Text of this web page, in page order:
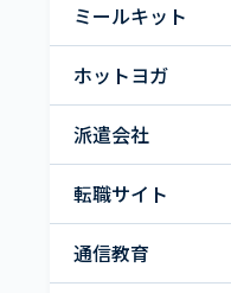
ミールキット
ホットヨガ
派遣会社
転職サイト
通信教育